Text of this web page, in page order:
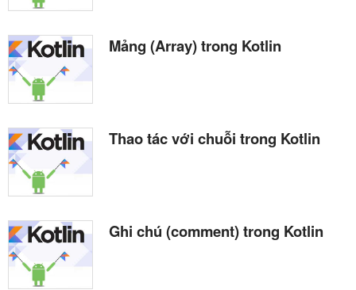
Mảng (Array) trong Kotlin
Thao tác với chuỗi trong Kotlin
Ghi chú (comment) trong Kotlin